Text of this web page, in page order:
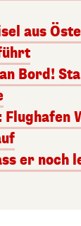
aus
Bord!
er noch